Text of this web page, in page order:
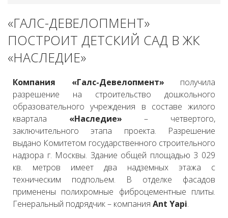
«ГАЛС-ДЕВЕЛОПМЕНТ»
ПОСТРОИТ ДЕТСКИЙ САД В ЖК
«НАСЛЕДИЕ»
Компания «Галс-Девелопмент» получила
разрешение на строительство дошкольного
образовательного учреждения в составе жилого
квартала «Наследие»– четвертого,
заключительного этапа проекта. Разрешение
выдано Комитетом государственного строительного
надзора г. Москвы. Здание общей площадью 3 029
кв. метров имеет два надземных этажа с
техническим подпольем. В отделке фасадов
применены полихромные фиброцементные плиты.
Генеральный подрядчик – компания Ant Yapi.